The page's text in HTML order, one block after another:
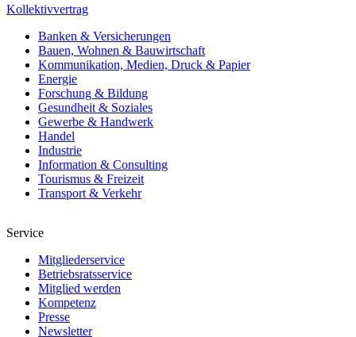
Kollektivvertrag
Banken & Versicherungen
Bauen, Wohnen & Bauwirtschaft
Kommunikation, Medien, Druck & Papier
Energie
Forschung & Bildung
Gesundheit & Soziales
Gewerbe & Handwerk
Handel
Industrie
Information & Consulting
Tourismus & Freizeit
Transport & Verkehr
Service
Mitgliederservice
Betriebsratsservice
Mitglied werden
Kompetenz
Presse
Newsletter